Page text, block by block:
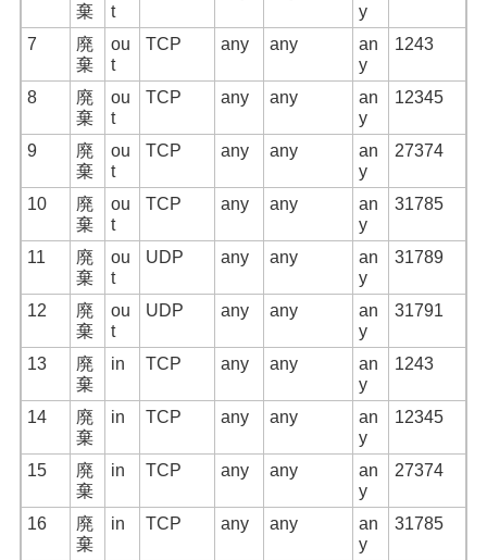
棄
t
y
7
廃
棄
ou
t
TCP any any
an
y
1243
8
廃
棄
ou
t
TCP any any
an
y
12345
9
廃
棄
ou
t
TCP any any
an
y
27374
10
廃
棄
ou
t
TCP any any
an
y
31785
11
廃
棄
ou
t
UDP any any
an
y
31789
12
廃
棄
ou
t
UDP any any
an
y
31791
13
廃
棄
in TCP any any
an
y
1243
14
廃
棄
in TCP any any
an
y
12345
15
廃
棄
in TCP any any
an
y
27374
16
廃
棄
in TCP any any
an
y
31785